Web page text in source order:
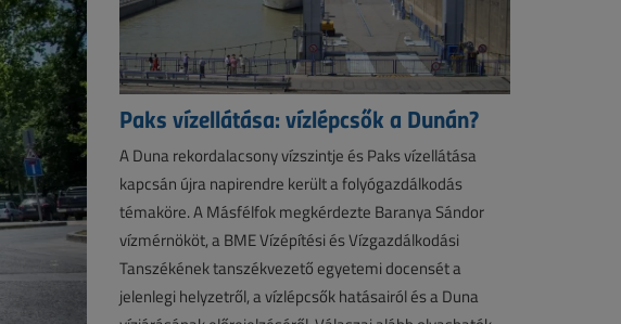
Paks vízellátása: vízlépcsők a Dunán?
A Duna rekordalacsony vízszintje és Paks vízellátása
kapcsán újra napirendre került a folyógazdálkodás
témaköre. A Másfélfok megkérdezte Baranya Sándor
vízmérnököt, a BME Vízépítési és Vízgazdálkodási
Tanszékének tanszékvezető egyetemi docensét a
jelenlegi helyzetről, a vízlépcsők hatásairól és a Duna